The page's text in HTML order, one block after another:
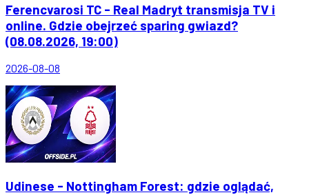
Ferencvarosi TC - Real Madryt transmisja TV i
online. Gdzie obejrzeć sparing gwiazd?
(08.08.2026, 19:00)
2026-08-08
Udinese - Nottingham Forest: gdzie oglądać,